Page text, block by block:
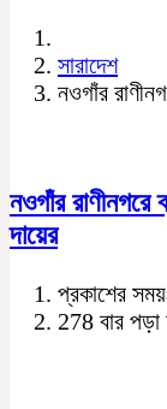
সারাদেশ
নওগাঁর
নওগাঁর রাণীনগরে
দায়ের
প্রকাশের
278 বার পড়া